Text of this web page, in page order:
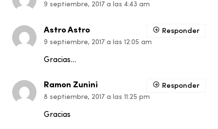
9 septiembre, 2017 a las 4:43 am
Astro Astro
9 septiembre, 2017 a las 12:05 am
Gracias…
Responder
Ramon Zunini
8 septiembre, 2017 a las 11:25 pm
Gracias
Responder